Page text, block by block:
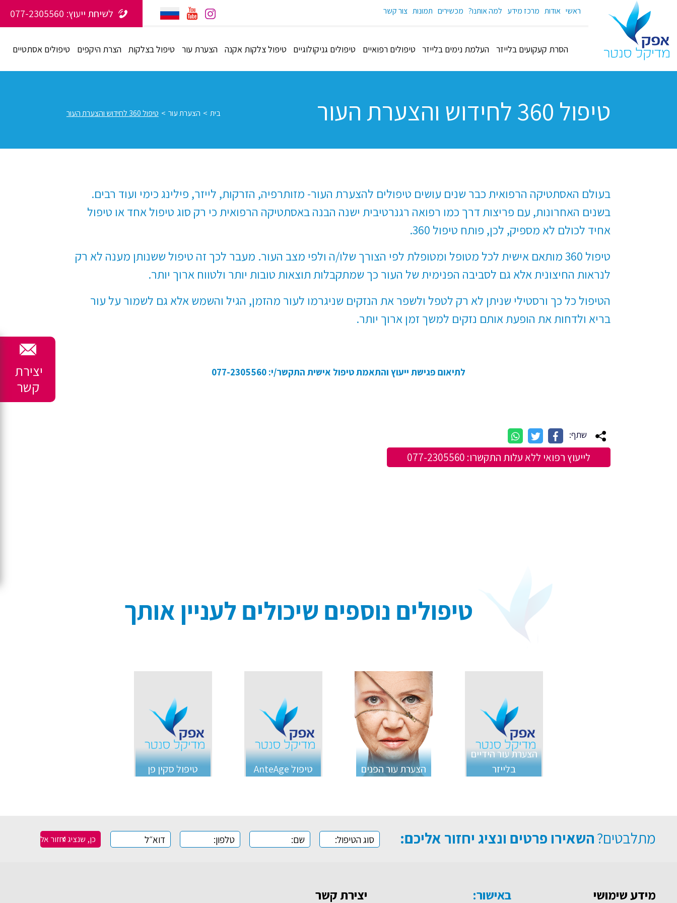
ראשי אודות מרכז מידע למה אותנו? מכשירים תמונות צור קשר לשיחת ייעוץ: 077-2305560
הסרת קעקועים בלייזר העלמת נימים בלייזר טיפולים רפואיים טיפולים גניקולוגיים טיפול צלקות אקנה הצערת עור טיפול בצלקות הצרת היקפים טיפולים אסתטיים
יצירת
קשר
טיפול 360 לחידוש והצערת העור בית > הצערת עור > טיפול 360 לחידוש והצערת העור
בעולם האסתטיקה הרפואית כבר שנים עושים טיפולים להצערת העור- מזותרפיה, הזרקות, לייזר, פילינג כימי ועוד רבים.
בשנים האחרונות, עם פריצות דרך כמו רפואה רגנרטיבית ישנה הבנה באסתטיקה הרפואית כי רק סוג טיפול אחד או טיפול
אחיד לכולם לא מספיק, לכן, פותח טיפול 360.
טיפול 360 מותאם אישית לכל מטופל ומטופלת לפי הצורך שלו/ה ולפי מצב העור. מעבר לכך זה טיפול ששנותן מענה לא רק
לנראות החיצונית אלא גם לסביבה הפנימית של העור כך שמתקבלות תוצאות טובות יותר ולטווח ארוך יותר.
הטיפול כל כך ורסטילי שניתן לא רק לטפל ולשפר את הנזקים שניגרמו לעור מהזמן, הגיל והשמש אלא גם לשמור על עור
בריא ולדחות את הופעת אותם נזקים למשך זמן ארוך יותר.
לתיאום פגישת ייעוץ והתאמת טיפול אישית התקשר/י: 077-2305560
שתף:
לייעוץ רפואי ללא עלות התקשרו: 077-2305560
טיפולים נוספים שיכולים לעניין אותך
הצערת עור הידיים
בלייזר
הצערת עור הפנים טיפול AnteAge טיפול סקין פן
מתלבטים?השאירו פרטים ונציג יחזור אליכם:
מידע שימושי באישור: יצירת קשר